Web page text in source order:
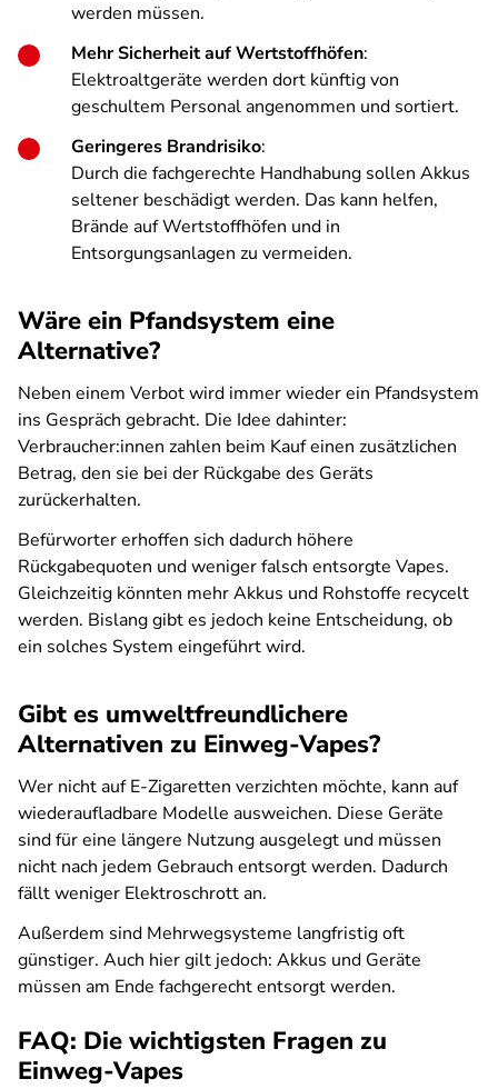
werden müssen.
Mehr Sicherheit auf Wertstoffhöfen:
Elektroaltgeräte werden dort künftig von
geschultem Personal angenommen und sortiert.
Geringeres Brandrisiko:
Durch die fachgerechte Handhabung sollen Akkus
seltener beschädigt werden. Das kann helfen,
Brände auf Wertstoffhöfen und in
Entsorgungsanlagen zu vermeiden.
Wäre ein Pfandsystem eine
Alternative?
Neben einem Verbot wird immer wieder ein Pfandsystem
ins Gespräch gebracht. Die Idee dahinter:
Verbraucher:innen zahlen beim Kauf einen zusätzlichen
Betrag, den sie bei der Rückgabe des Geräts
zurückerhalten.
Befürworter erhoffen sich dadurch höhere
Rückgabequoten und weniger falsch entsorgte Vapes.
Gleichzeitig könnten mehr Akkus und Rohstoffe recycelt
werden. Bislang gibt es jedoch keine Entscheidung, ob
ein solches System eingeführt wird.
Gibt es umweltfreundlichere
Alternativen zu Einweg-Vapes?
Wer nicht auf E-Zigaretten verzichten möchte, kann auf
wiederaufladbare Modelle ausweichen. Diese Geräte
sind für eine längere Nutzung ausgelegt und müssen
nicht nach jedem Gebrauch entsorgt werden. Dadurch
fällt weniger Elektroschrott an.
Außerdem sind Mehrwegsysteme langfristig oft
günstiger. Auch hier gilt jedoch: Akkus und Geräte
müssen am Ende fachgerecht entsorgt werden.
FAQ: Die wichtigsten Fragen zu
Einweg-Vapes